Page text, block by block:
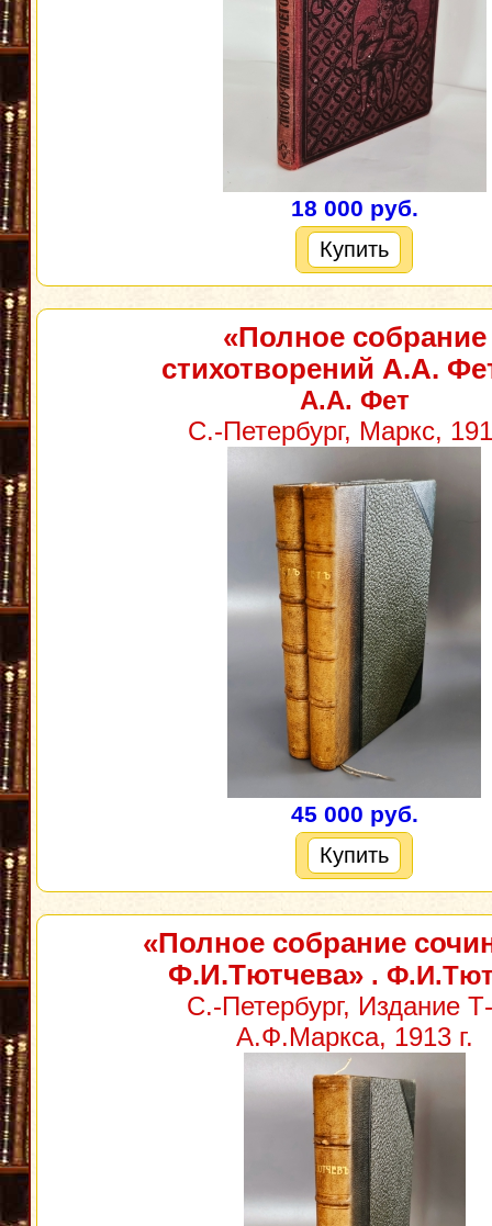
18 000 руб.
Купить
«Полное собрание
стихотворений А.А.
А.А. Фет
С.-Петербург, Маркс,
45 000 руб.
Купить
«Полное собрание
Ф.И.Тютчева» .
С.-Петербург, Издание
А.Ф.Маркса, 1913 г.